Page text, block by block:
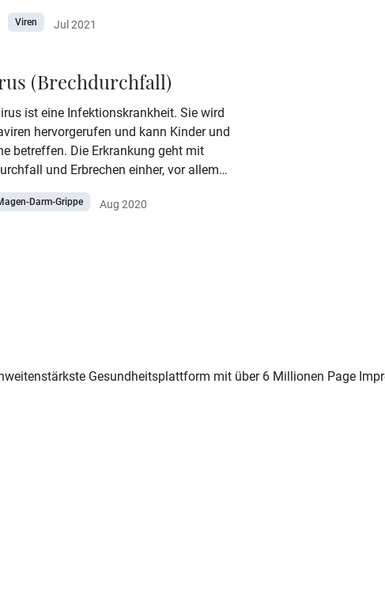
Fällen tödlich. Zu den Gebieten
für die Übertragung des Gelbfieber-
Viren Jul 2021
(Brechdurchfall)
ist eine Infektionskrankheit. Sie wird
hervorgerufen und kann Kinder und
betreffen. Die Erkrankung geht mit
und Erbrechen einher, vor allem
Kindern kann es zu schweren Verläufen
Symptome, Behandlung,
Darm-Grippe Aug 2020
Gesundheitsplattform mit über 6 Millionen Page